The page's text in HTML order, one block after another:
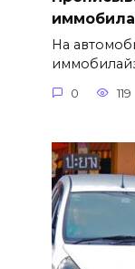
На
0 119